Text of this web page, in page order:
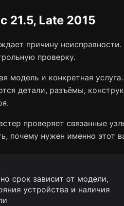
21.5, Late 2015
причину
проверку.
модель и конкретная
детали, разъёмы,
проверяет связанные
почему нужен именно этот
срок зависит от модели,
устройства и наличия